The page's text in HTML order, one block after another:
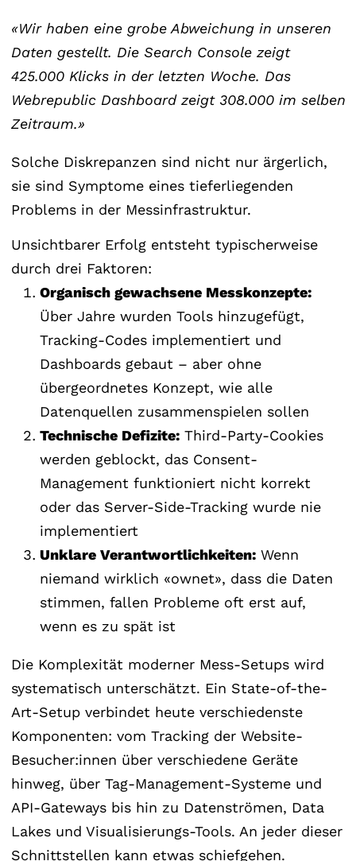
«Wir haben eine grobe Abweichung in unseren
Daten gestellt. Die Search Console zeigt
425.000 Klicks in der letzten Woche. Das
Webrepublic Dashboard zeigt 308.000 im selben
Zeitraum.»
Solche Diskrepanzen sind nicht nur ärgerlich,
sie sind Symptome eines tieferliegenden
Problems in der Messinfrastruktur.
Unsichtbarer Erfolg entsteht typischerweise
durch drei Faktoren:
Organisch gewachsene Messkonzepte:
Über Jahre wurden Tools hinzugefügt,
Tracking-Codes implementiert und
Dashboards gebaut – aber ohne
übergeordnetes Konzept, wie alle
Datenquellen zusammenspielen sollen
Technische Defizite:Third-Party-Cookies
werden geblockt, das Consent-
Management funktioniert nicht korrekt
oder das Server-Side-Tracking wurde nie
implementiert
Unklare Verantwortlichkeiten:Wenn
niemand wirklich «ownet», dass die Daten
stimmen, fallen Probleme oft erst auf,
wenn es zu spät ist
Die Komplexität moderner Mess-Setups wird
systematisch unterschätzt. Ein State-of-the-
Art-Setup verbindet heute verschiedenste
Komponenten: vom Tracking der Website-
Besucher:innen über verschiedene Geräte
hinweg, über Tag-Management-Systeme und
API-Gateways bis hin zu Datenströmen, Data
Lakes und Visualisierungs-Tools. An jeder dieser
Schnittstellen kann etwas schiefgehen.